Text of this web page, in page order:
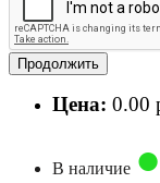
Продолжить
Цена: 0.00
В наличие